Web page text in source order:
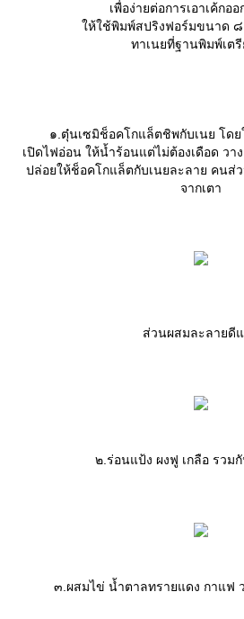
เพื่อง่ายต่อการเอาเค้กอ
ห้ใช้พิมพ์สปริงฟอร์มขนาด ๘
ทาเนยที่ฐานพิมพ์เตรี
๑.ตุ๋นเซมิช็อคโกแล็ตชิพกับเนย โด
เปิดไฟอ่อน ให้น้ำร้อนแต่ไม่ต้องเดือด วา
ปล่อยให้ช็อคโกแล็ตกับเนยละลาย คนส่
จากเตา
ส่วนผสมละลายดี
๒.ร่อนแป้ง ผงฟู เกลือ รวม
๓.ผสมไข่ น้ำตาลทรายแดง กาแฟ